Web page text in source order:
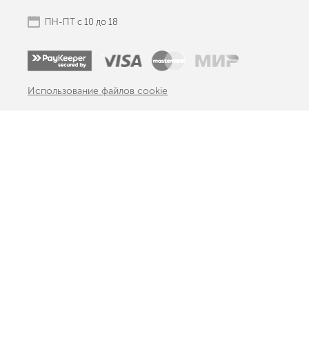
ПН-ПТ с 10 до 18
Использование файлов cookie